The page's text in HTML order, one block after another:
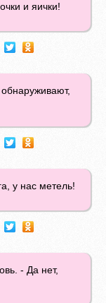
и яички!
у нас метель!
- Да нет,